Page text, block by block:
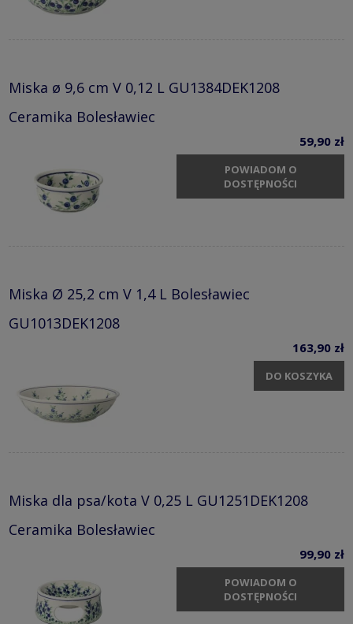
Miska ø 9,6 cm V 0,12 L GU1384DEK1208
Ceramika Bolesławiec
59,90 zł
POWIADOM O
DOSTĘPNOŚCI
Miska Ø 25,2 cm V 1,4 L Bolesławiec
GU1013DEK1208
163,90 zł
DO KOSZYKA
Miska dla psa/kota V 0,25 L GU1251DEK1208
Ceramika Bolesławiec
99,90 zł
POWIADOM O
DOSTĘPNOŚCI